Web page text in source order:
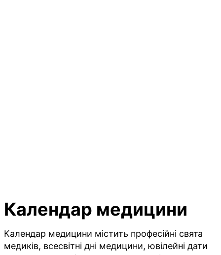
Календар медицини
Календар медицини містить професійні свята
медиків, всесвітні дні медицини, ювілейні дати